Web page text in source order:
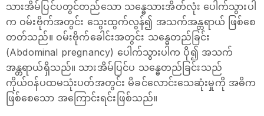
သားအိမ်ပြင်ပတွင်တည်သော သန္ဓေသားအိတ်လုံး ပေါက်သွားပါ
က ဝမ်းဗိုက်အတွင်း သွေးထွက်လွန်၍ အသက်အန္တရာယ် ဖြစ်စေ
တတ်သည်။ ဝမ်းဗိုက်ခေါင်းအတွင်း သန္ဓေတည်ခြင်း
(Abdominal pregnancy) ပေါက်သွားပါက ပို၍ အသက်
အန္တရာယ်ရှိသည်။ သားအိမ်ပြင်ပ သန္ဓေတည်ခြင်းသည်
ကိုယ်ဝန်ပထမသုံးပတ်အတွင်း မိခင်လောင်းသေဆုံးမှုကို အဓိက
ဖြစ်စေသော အကြောင်းရင်းဖြစ်သည်။